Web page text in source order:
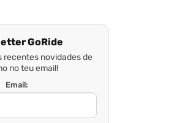
GoRide
recentes novidades de
no teu email!
Email: